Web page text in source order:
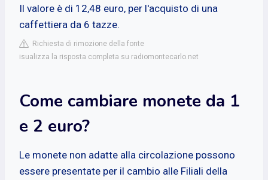
Il valore è di 12,48 euro, per l'acquisto di una
caffettiera da 6 tazze.
Richiesta di rimozione della fonte
isualizza la risposta completa su radiomontecarlo.net
Come cambiare monete da 1
e 2 euro?
Le monete non adatte alla circolazione possono
essere presentate per il cambio alle Filiali della